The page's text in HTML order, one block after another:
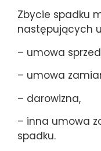
Zbycie spadku
następujących
– umowa
– umowa
– darowizna,
– inna umowa
spadku.